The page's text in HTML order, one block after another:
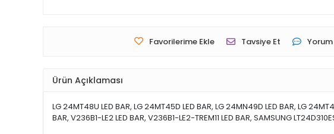
Favorilerime Ekle Tavsiye Et Yorum
Ürün Açıklaması
LG 24MT48U LED BAR, LG 24MT45D LED BAR, LG 24MN49D LED BAR, LG
BAR, V236B1-LE2 LED BAR, V236B1-LE2-TREM11 LED BAR, SAMSUNG